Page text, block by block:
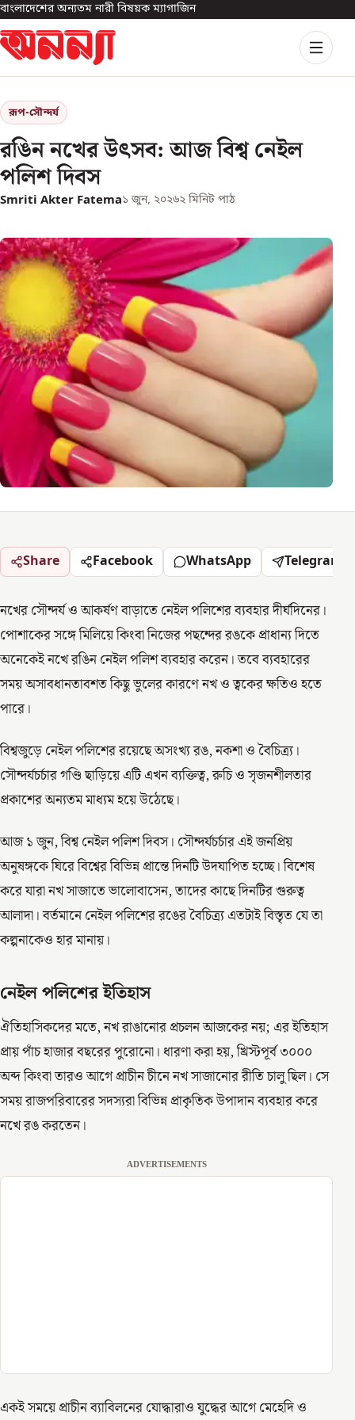
বাংলাদেশের অন্যতম নারী বিষয়ক ম্যাগাজিন
রূপ-সৌন্দর্য
রঙিন নখের উৎসব: আজ বিশ্ব নেইল
পলিশ দিবস
Smriti Akter Fatema১ জুন, ২০২৬২ মিনিট পাঠ
Share Facebook WhatsApp Telegram
নখের সৌন্দর্য ও আকর্ষণ বাড়াতে নেইল পলিশের ব্যবহার দীর্ঘদিনের।
পোশাকের সঙ্গে মিলিয়ে কিংবা নিজের পছন্দের রঙকে প্রাধান্য দিতে
অনেকেই নখে রঙিন নেইল পলিশ ব্যবহার করেন। তবে ব্যবহারের
সময় অসাবধানতাবশত কিছু ভুলের কারণে নখ ও ত্বকের ক্ষতিও হতে
পারে।
বিশ্বজুড়ে নেইল পলিশের রয়েছে অসংখ্য রঙ, নকশা ও বৈচিত্র্য।
সৌন্দর্যচর্চার গণ্ডি ছাড়িয়ে এটি এখন ব্যক্তিত্ব, রুচি ও সৃজনশীলতার
প্রকাশের অন্যতম মাধ্যম হয়ে উঠেছে।
আজ ১ জুন, বিশ্ব নেইল পলিশ দিবস। সৌন্দর্যচর্চার এই জনপ্রিয়
অনুষঙ্গকে ঘিরে বিশ্বের বিভিন্ন প্রান্তে দিনটি উদযাপিত হচ্ছে। বিশেষ
করে যারা নখ সাজাতে ভালোবাসেন, তাদের কাছে দিনটির গুরুত্ব
আলাদা। বর্তমানে নেইল পলিশের রঙের বৈচিত্র্য এতটাই বিস্তৃত যে তা
কল্পনাকেও হার মানায়।
নেইল পলিশের ইতিহাস
ঐতিহাসিকদের মতে, নখ রাঙানোর প্রচলন আজকের নয়; এর ইতিহাস
প্রায় পাঁচ হাজার বছরের পুরোনো। ধারণা করা হয়, খ্রিস্টপূর্ব ৩০০০
অব্দ কিংবা তারও আগে প্রাচীন চীনে নখ সাজানোর রীতি চালু ছিল। সে
সময় রাজপরিবারের সদস্যরা বিভিন্ন প্রাকৃতিক উপাদান ব্যবহার করে
নখে রঙ করতেন।
ADVERTISEMENTS
একই সময়ে প্রাচীন ব্যাবিলনের যোদ্ধারাও যুদ্ধের আগে মেহেদি ও